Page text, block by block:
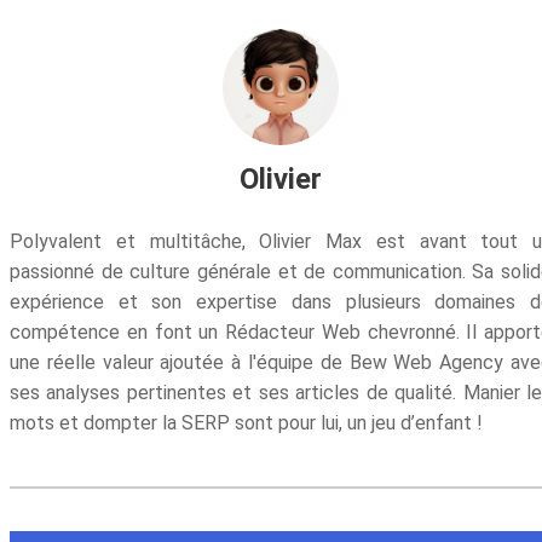
Olivier
Polyvalent et multitâche, Olivier Max est avant tout
passionné de culture générale et de communication. Sa
expérience et son expertise dans plusieurs domaines
compétence en font un Rédacteur Web chevronné. Il
une réelle valeur ajoutée à l'équipe de Bew Web Agency
ses analyses pertinentes et ses articles de qualité. Manier
mots et dompter la SERP sont pour lui, un jeu d’enfant !